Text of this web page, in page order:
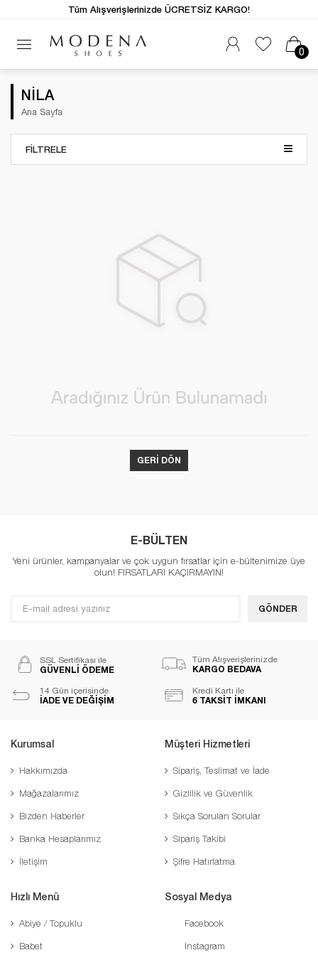
0
Tüm Alışverişlerinizde ÜCRETSİZ KARGO!
NİLA
Ana Sayfa
FILTRELE
GERI DÖN
E-BÜLTEN
Yeni ürünler, kampanyalar ve çok uygun fırsatlar için e-bültenimize üye
olun! FIRSATLARI KAÇIRMAYIN!
GÖNDER
SSL Sertifikası ile
GÜVENLİ ÖDEME
Tüm Alışverişlerinizde
KARGO BEDAVA
14 Gün içerisinde
İADE VE DEĞİŞİM
Kredi Kartı ile
6 TAKSİT İMKANI
Kurumsal
Hakkımızda
Mağazalarımız
Bizden Haberler
Banka Hesaplarımız
İletişim
Müşteri Hizmetleri
Sipariş, Teslimat ve İade
Gizlilik ve Güvenlik
Sıkça Sorulan Sorular
Sipariş Takibi
Şifre Hatırlatma
Hızlı Menü
Abiye / Topuklu
Babet
Sosyal Medya
Facebook
Instagram